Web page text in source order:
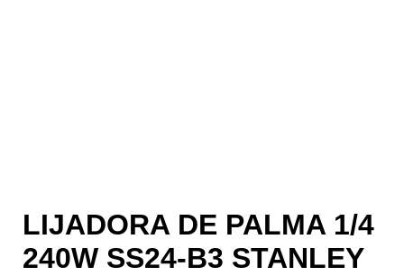
LIJADORA DE PALMA 1/4
240W SS24-B3 STANLEY